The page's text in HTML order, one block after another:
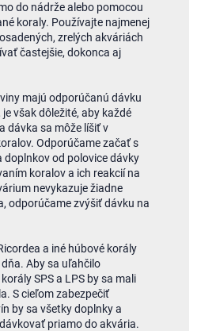
do nádrže alebo pomocou
koraly. Používajte najmenej
zrelých akváriách
častejšie, dokonca aj
majú odporúčanú dávku
však dôležité, aby každé
dávka sa môže líšiť v
Odporúčame začať s
od polovice dávky
koralov a ich reakcií na
nevykazuje žiadne
odporúčame zvýšiť dávku na
a iné húbové korály
Aby sa uľahčilo
SPS a LPS by sa mali
S cieľom zabezpečiť
by sa všetky doplnky a
priamo do akvária.